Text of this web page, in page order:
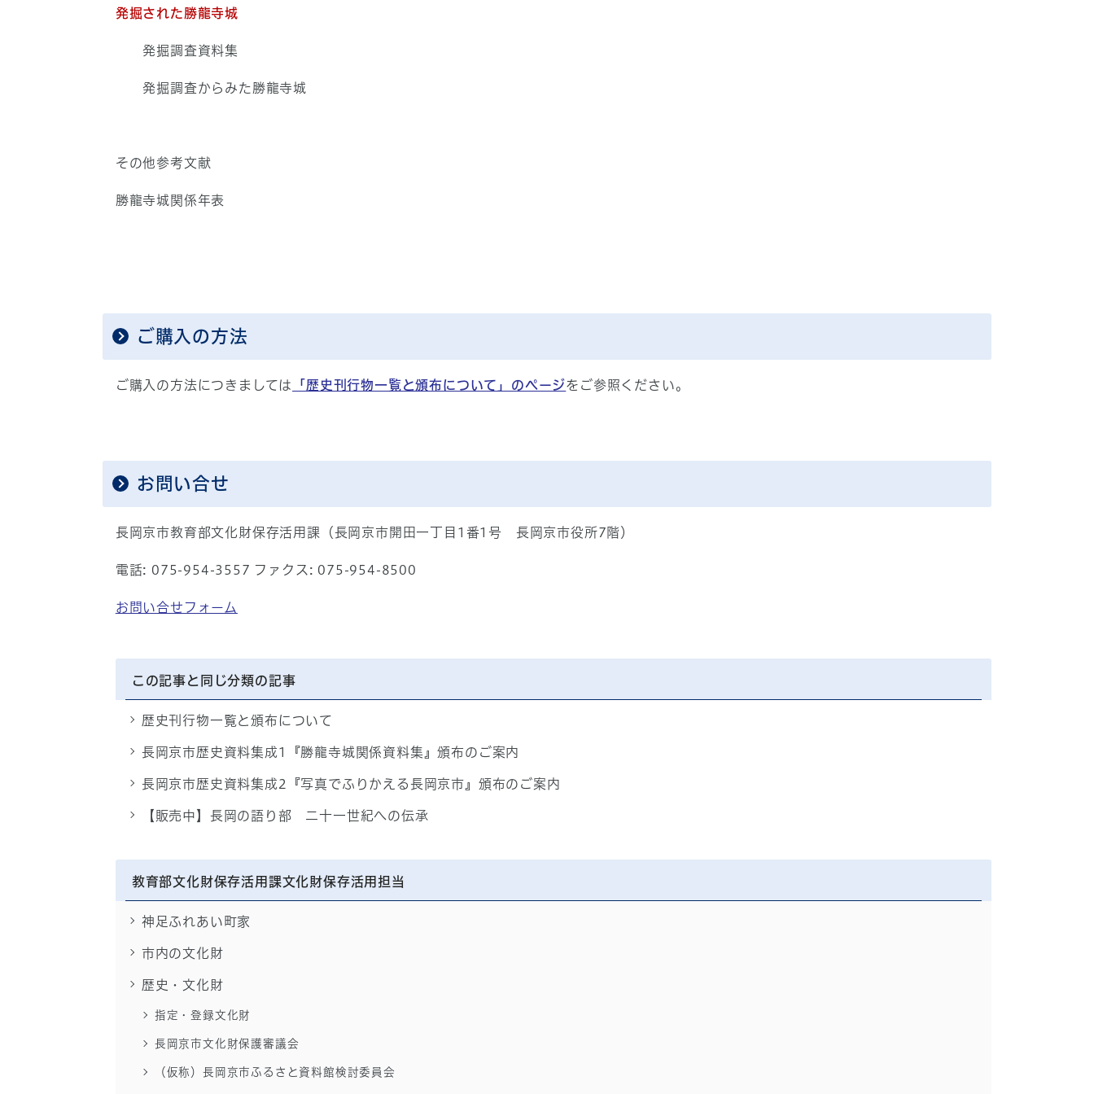
発掘された勝龍寺城
発掘調査資料集
発掘調査からみた勝龍寺城
その他参考文献
勝龍寺城関係年表
ご購入の方法
ご購入の方法につきましては 「歴史刊行物一覧と頒布について」のページをご参照ください。
お問い合せ
長岡京市教育部文化財保存活用課（長岡京市開田一丁目1番1号 長岡京市役所7階）
電話: 075-954-3557 ファクス: 075-954-8500
お問い合せフォーム
この記事と同じ分類の記事
歴史刊行物一覧と頒布について
長岡京市歴史資料集成1『勝龍寺城関係資料集』頒布のご案内
長岡京市歴史資料集成2『写真でふりかえる長岡京市』頒布のご案内
【販売中】長岡の語り部 二十一世紀への伝承
教育部文化財保存活用課文化財保存活用担当
神足ふれあい町家
市内の文化財
歴史・文化財
指定・登録文化財
長岡京市文化財保護審議会
（仮称）長岡京市ふるさと資料館検討委員会